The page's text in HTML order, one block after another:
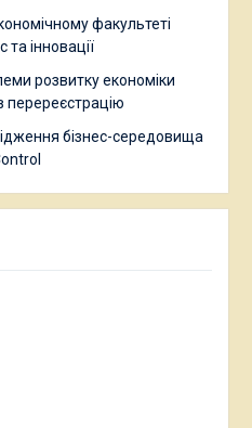
факультеті
та інновації
розвитку економіки
перереєстрацію
бізнес-середовища